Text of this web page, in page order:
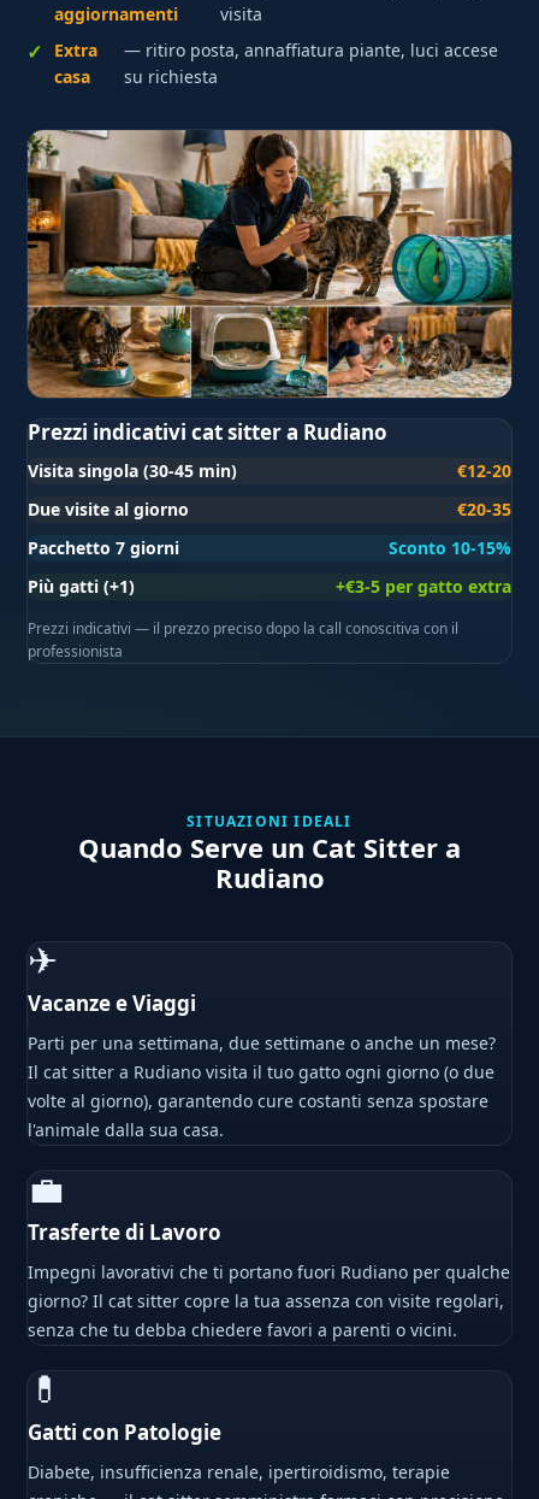
aggiornamenti
visita
Extra
casa
— ritiro posta, annaffiatura piante, luci accese
su richiesta
Prezzi indicativi cat sitter a Rudiano
Visita singola (30-45 min)
€12-20
Due visite al giorno
€20-35
Pacchetto 7 giorni
Sconto 10-15%
Più gatti (+1)
+€3-5 per gatto extra
Prezzi indicativi — il prezzo preciso dopo la call conoscitiva con il
professionista
SITUAZIONI IDEALI
Quando Serve un Cat Sitter a
Rudiano
✈
Vacanze e Viaggi
Parti per una settimana, due settimane o anche un mese?
Il cat sitter a Rudiano visita il tuo gatto ogni giorno (o due
volte al giorno), garantendo cure costanti senza spostare
l'animale dalla sua casa.
💼
Trasferte di Lavoro
Impegni lavorativi che ti portano fuori Rudiano per qualche
giorno? Il cat sitter copre la tua assenza con visite regolari,
senza che tu debba chiedere favori a parenti o vicini.
💊
Gatti con Patologie
Diabete, insufficienza renale, ipertiroidismo, terapie